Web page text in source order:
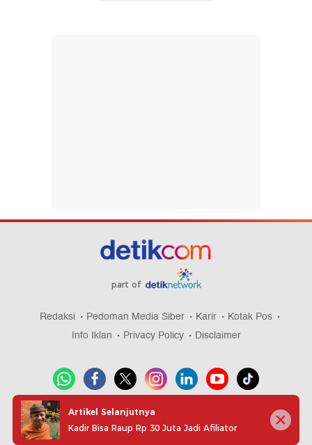
part of
Redaksi Pedoman Media Siber Karir
Kotak Pos
Info Iklan
Privacy Policy Disclaimer
Download aplikasi detikcom
Artikel Selanjutnya
Kadir Bisa Raup Rp 30 Juta Jadi Afiliator